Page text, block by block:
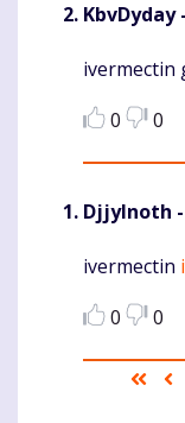
KbvDyday
Komentaras
ivermectin
0
0
DjjyInoth
Komentaras
ivermectin
0
0
Pagination
First